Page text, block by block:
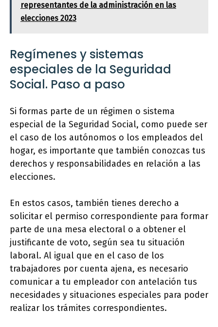
representantes de la administración en las
elecciones 2023
Regímenes y sistemas
especiales de la Seguridad
Social. Paso a paso
Si formas parte de un régimen o sistema
especial de la Seguridad Social, como puede ser
el caso de los autónomos o los empleados del
hogar, es importante que también conozcas tus
derechos y responsabilidades en relación a las
elecciones.
En estos casos, también tienes derecho a
solicitar el permiso correspondiente para formar
parte de una mesa electoral o a obtener el
justificante de voto, según sea tu situación
laboral. Al igual que en el caso de los
trabajadores por cuenta ajena, es necesario
comunicar a tu empleador con antelación tus
necesidades y situaciones especiales para poder
realizar los trámites correspondientes.